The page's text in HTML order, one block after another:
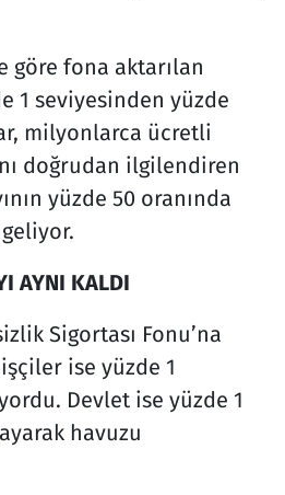
göre fona aktarılan
1 seviyesinden yüzde
milyonlarca ücretli
doğrudan ilgilendiren
yüzde 50 oranında
AYNI KALDI
Sigortası Fonu’na
ise yüzde 1
Devlet ise yüzde 1
havuzu